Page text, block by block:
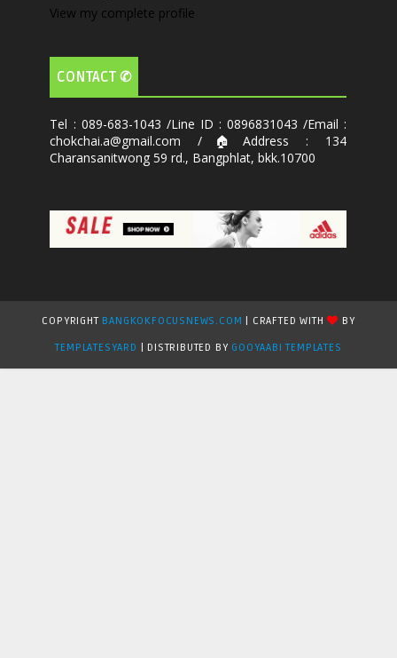
View my complete profile
CONTACT ✆
Tel : 089-683-1043 /Line ID : 0896831043 /Email :
chokchai.a@gmail.com /🏠Address : 134
Charansanitwong 59 rd., Bangphlat, bkk.10700
COPYRIGHT BANGKOKFOCUSNEWS.COM | CRAFTED WITH
BY
TEMPLATESYARD
| DISTRIBUTED BY GOOYAABI TEMPLATES